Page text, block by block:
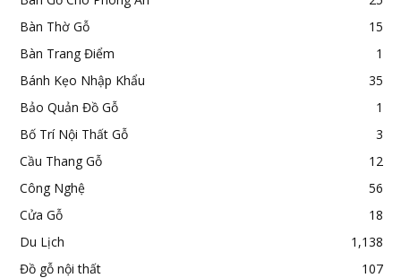
Bàn Thờ Gỗ
15
Bàn Trang Điểm
1
Bánh Kẹo Nhập Khẩu
35
Bảo Quản Đồ Gỗ
1
Bố Trí Nội Thất Gỗ
3
Cầu Thang Gỗ
12
Công Nghệ
56
Cửa Gỗ
18
Du Lịch
1,138
Đồ gỗ nội thất
107